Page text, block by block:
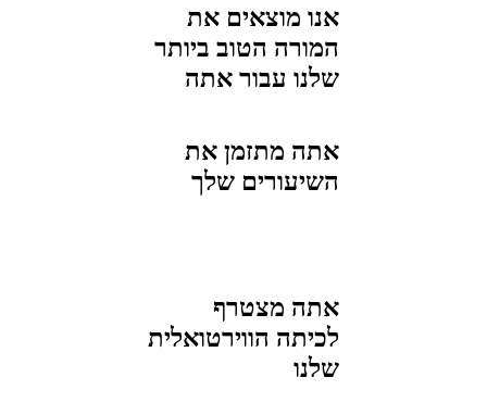
אנו מוצאים את
המורה הטוב ביותר
שלנו עבור אתה
אתה מתזמן את
השיעורים שלך
אתה מצטרף
לכיתה הווירטואלית
שלנו